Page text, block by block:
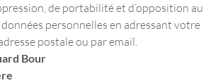
de portabilité et d’opposition au
personnelles en adressant votre
postale ou par email.
Bour